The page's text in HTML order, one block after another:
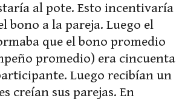
al pote. Esto incentivaría
bono a la pareja. Luego el
que el bono promedio
promedio) era cincuenta
Luego recibían un
creían sus parejas. En